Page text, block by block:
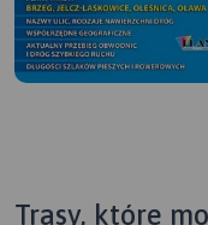
Trasy, które